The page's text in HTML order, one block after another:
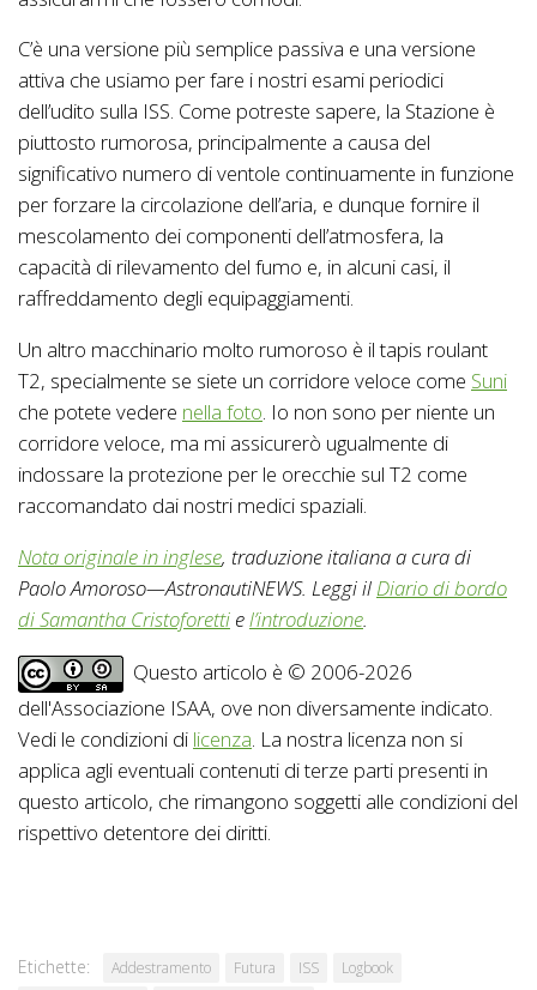
C’è una versione più semplice passiva e una versione
attiva che usiamo per fare i nostri esami periodici
dell’udito sulla ISS. Come potreste sapere, la Stazione è
piuttosto rumorosa, principalmente a causa del
significativo numero di ventole continuamente in funzione
per forzare la circolazione dell’aria, e dunque fornire il
mescolamento dei componenti dell’atmosfera, la
capacità di rilevamento del fumo e, in alcuni casi, il
raffreddamento degli equipaggiamenti.
Un altro macchinario molto rumoroso è il tapis roulant
T2, specialmente se siete un corridore veloce come Suni
che potete vedere nella foto. Io non sono per niente un
corridore veloce, ma mi assicurerò ugualmente di
indossare la protezione per le orecchie sul T2 come
raccomandato dai nostri medici spaziali.
Nota originale in inglese, traduzione italiana a cura di
Paolo Amoroso—AstronautiNEWS. Leggi ilDiario di bordo
di Samantha Cristoforetti el’introduzione.
Questo articolo è © 2006-2026
dell'Associazione ISAA, ove non diversamente indicato.
Vedi le condizioni di licenza . La nostra licenza non si
applica agli eventuali contenuti di terze parti presenti in
questo articolo, che rimangono soggetti alle condizioni del
rispettivo detentore dei diritti.
Etichette: Addestramento Futura ISS
Logbook